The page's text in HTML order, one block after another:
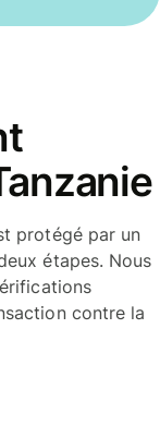
protégé par un
étapes. Nous
contre la